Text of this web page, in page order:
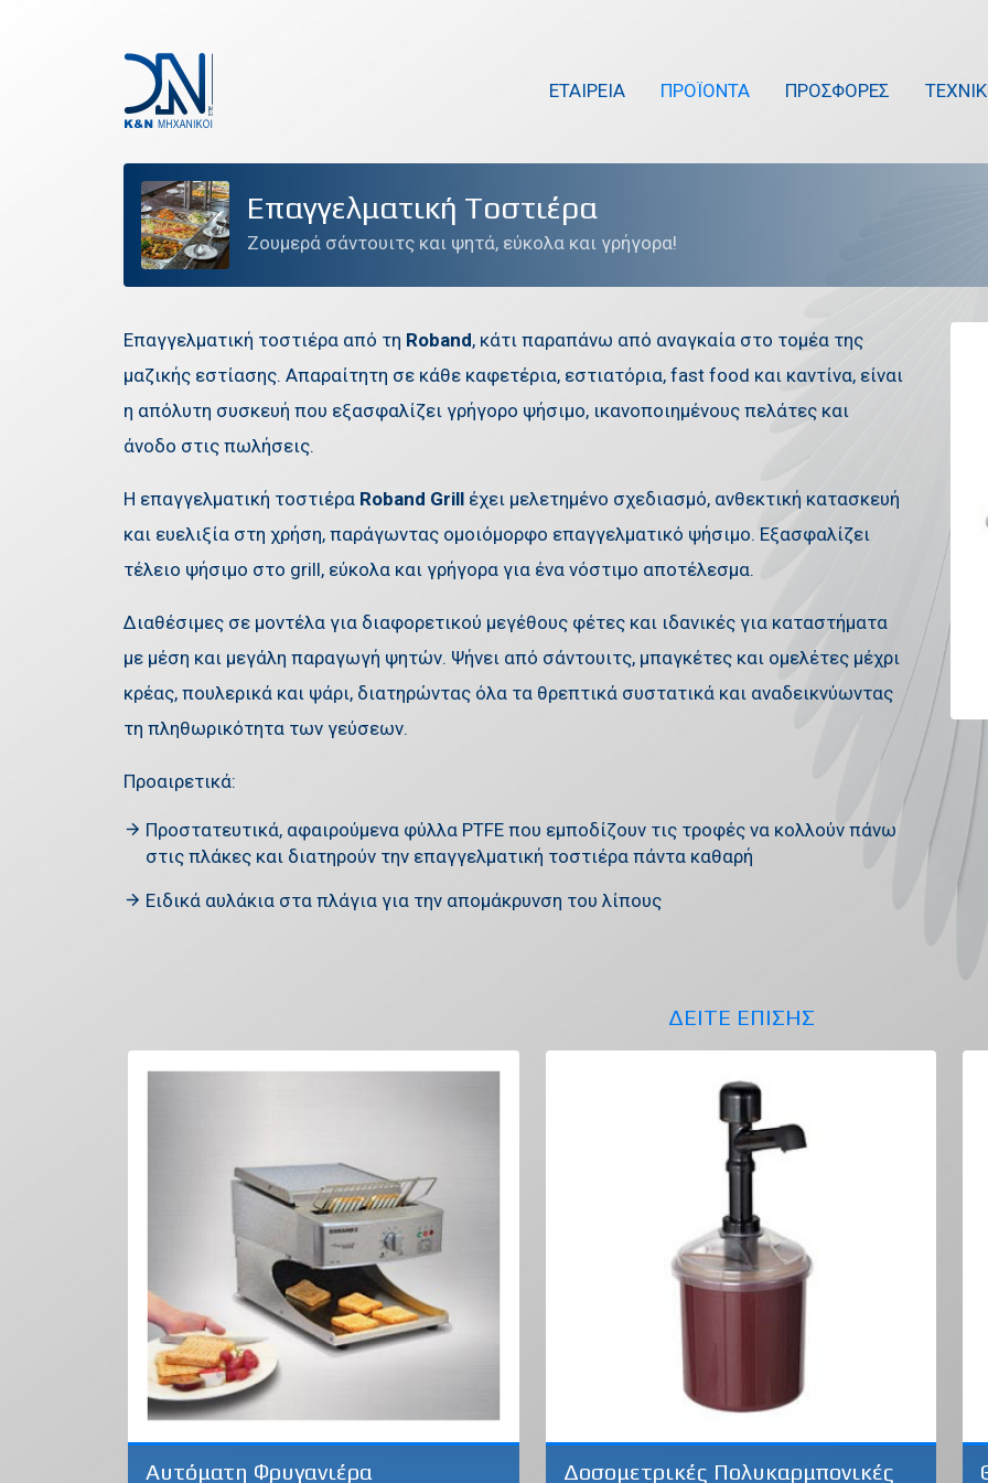
ΕΤΑΙΡΕΙΑ ΠΡΟΪΟΝΤΑ ΠΡΟΣΦΟΡΕΣ
ΕΤΑΙΡΕΙΑ
ΠΡΟΪΟΝΤΑ
ΠΡΟΣΦΟΡΕΣ
ΤΕΧΝΙΚΗ ΥΠΟΣΤΗΡΙΞΗ
ΕΠΙΚΟΙΝΩΝΙΑ
Επαγγελματική Tοστιέρα
Ζουμερά σάντουιτς και ψητά, εύκολα και γρήγορα!
Επαγγελματική τοστιέρα από τη Roband, κάτι παραπάνω από αναγκαία στο τομέα της
μαζικής εστίασης. Απαραίτητη σε κάθε καφετέρια, εστιατόρια, fast food και καντίνα, είναι
η απόλυτη συσκευή που εξασφαλίζει γρήγορο ψήσιμο, ικανοποιημένους πελάτες και
άνοδο στις πωλήσεις.
Η επαγγελματική τοστιέρα Roband Grill έχει μελετημένο σχεδιασμό, ανθεκτική κατασκευή
και ευελιξία στη χρήση, παράγωντας ομοιόμορφο επαγγελματικό ψήσιμο. Εξασφαλίζει
τέλειο ψήσιμο στο grill, εύκολα και γρήγορα για ένα νόστιμο αποτέλεσμα.
Διαθέσιμες σε μοντέλα για διαφορετικού μεγέθους φέτες και ιδανικές για καταστήματα
με μέση και μεγάλη παραγωγή ψητών. Ψήνει από σάντουιτς, μπαγκέτες και ομελέτες μέχρι
κρέας, πουλερικά και ψάρι, διατηρώντας όλα τα θρεπτικά συστατικά και αναδεικνύωντας
τη πληθωρικότητα των γεύσεων.
Προαιρετικά:
Προστατευτικά, αφαιρούμενα φύλλα PTFE που εμποδίζουν τις τροφές να κολλούν πάνω
στις πλάκες και διατηρούν την επαγγελματική τοστιέρα πάντα καθαρή
Ειδικά αυλάκια στα πλάγια για την απομάκρυνση του λίπους
ΔΕΙΤΕ ΕΠΙΣΗΣ
Αυτόματη Φρυγανιέρα Δοσομετρικές Πολυκαρμπονικές